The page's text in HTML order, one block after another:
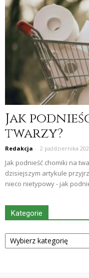
Jak
twarzy?
Redakcja - 2 października
Jak podnieść chomiki na
dzisiejszym artykule
nieco nietypowy - jak
Kategorie
Kategorie